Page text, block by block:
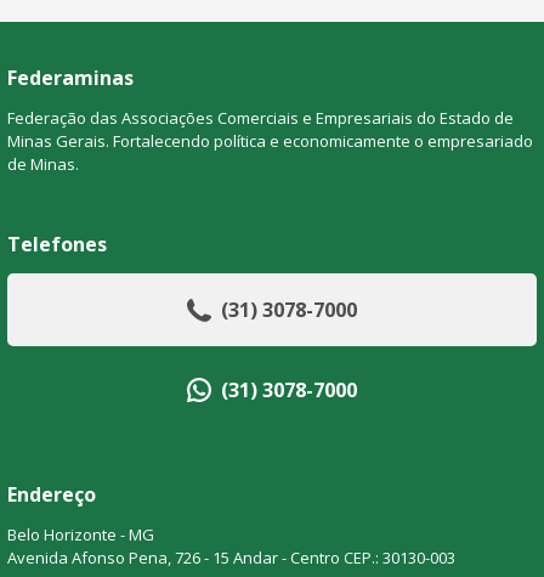
Federaminas
Federação das Associações Comerciais e Empresariais do Estado de
Minas Gerais. Fortalecendo política e economicamente o empresariado
de Minas.
Telefones
(31) 3078-7000
(31) 3078-7000
Endereço
Belo Horizonte - MG
Avenida Afonso Pena, 726 - 15 Andar - Centro CEP.: 30130-003